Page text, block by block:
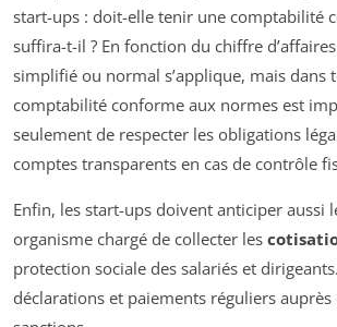
start-ups : doit-elle tenir une comptabilité
suffira-t-il ? En fonction du chiffre
simplifié ou normal s’applique, mais dans
comptabilité conforme aux normes est
seulement de respecter les obligations
comptes transparents en cas de contrôle
Enfin, les start-ups doivent anticiper aussi
organisme chargé de collecter les
protection sociale des salariés et
déclarations et paiements réguliers